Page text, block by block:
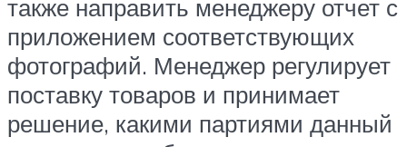
также направить менеджеру отчет с
приложением соответствующих
фотографий. Менеджер регулирует
поставку товаров и принимает
решение, какими партиями данный